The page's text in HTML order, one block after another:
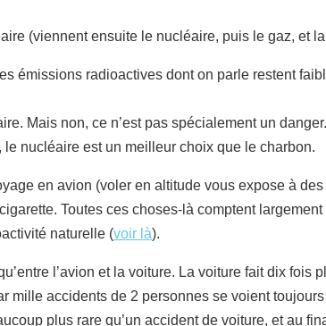
(viennent ensuite le nucléaire, puis le gaz, et
émissions radioactives dont on parle restent
Mais non, ce n’est pas spécialement un
nucléaire est un meilleur choix que le charbon.
en avion (voler en altitude vous expose à
Toutes ces choses-là comptent
naturelle (voir là).
l’avion et la voiture. La voiture fait dix fois
mille accidents de 2 personnes se voient
plus rare qu’un accident de voiture, et au